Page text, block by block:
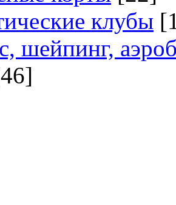
клубы
шейпинг,